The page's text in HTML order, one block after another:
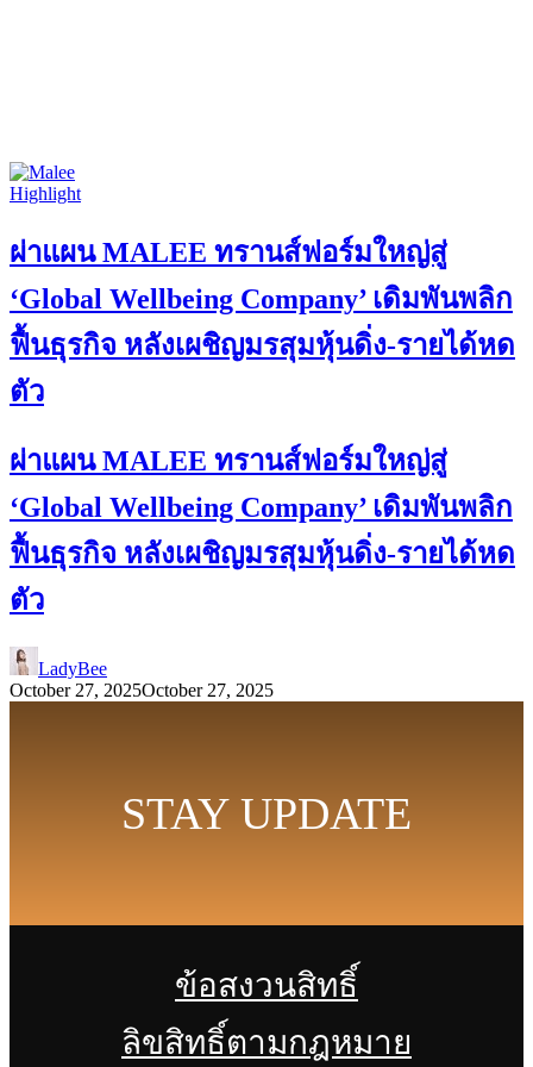
Highlight
ผ่าแผน MALEE ทรานส์ฟอร์มใหญ่สู่
‘Global Wellbeing Company’ เดิมพันพลิก
ฟื้นธุรกิจ หลังเผชิญมรสุมหุ้นดิ่ง-รายได้หด
ตัว
ผ่าแผน MALEE ทรานส์ฟอร์มใหญ่สู่
‘Global Wellbeing Company’ เดิมพันพลิก
ฟื้นธุรกิจ หลังเผชิญมรสุมหุ้นดิ่ง-รายได้หด
ตัว
LadyBee
October 27, 2025October 27, 2025
STAY UPDATE
ข้อสงวนสิทธิ์
ลิขสิทธิ์ตามกฎหมาย